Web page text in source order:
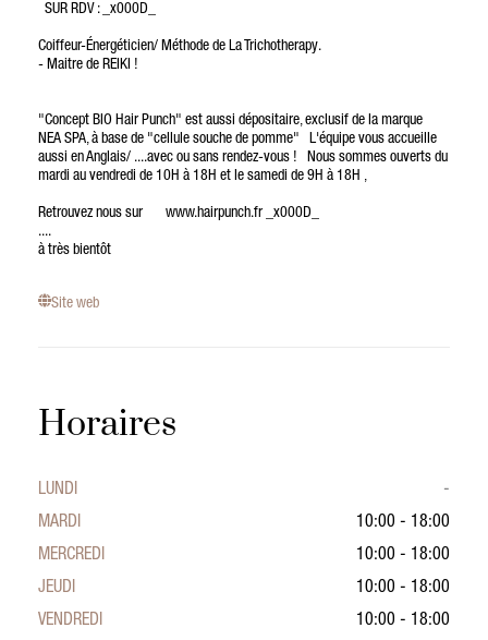
SUR RDV : _x000D_
Coiffeur-Énergéticien/ Méthode de La Trichotherapy.
- Maitre de REIKI !
"Concept BIO Hair Punch" est aussi dépositaire, exclusif de la marque
NEA SPA, à base de "cellule souche de pomme" L'équipe vous accueille
aussi en Anglais/ ....avec ou sans rendez-vous ! Nous sommes ouverts du
mardi au vendredi de 10H à 18H et le samedi de 9H à 18H ,
Retrouvez nous sur www.hairpunch.fr _x000D_
....
à très bientôt
Site web
Horaires
LUNDI
-
MARDI
10:00 - 18:00
MERCREDI
10:00 - 18:00
JEUDI
10:00 - 18:00
VENDREDI
10:00 - 18:00